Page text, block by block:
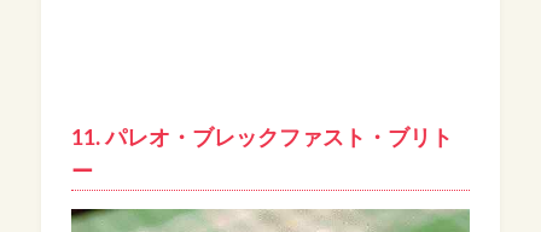
11. パレオ・ブレックファスト・ブリト
ー